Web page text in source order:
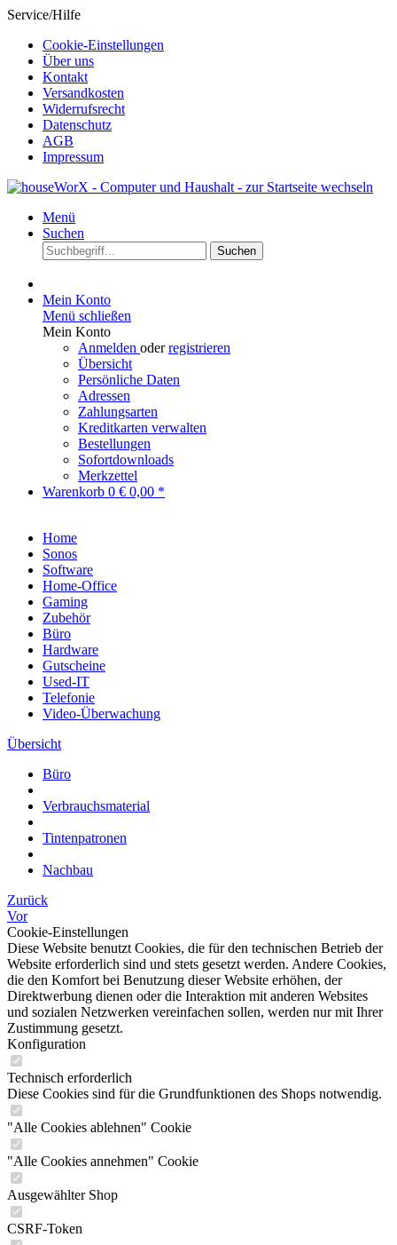
Service/Hilfe
Cookie-Einstellungen
Über uns
Kontakt
Versandkosten
Widerrufsrecht
Datenschutz
AGB
Impressum
Menü
Suchen
Suchen
Mein Konto
Menü schließen
Mein Konto
Anmelden oderregistrieren
Übersicht
Persönliche Daten
Adressen
Zahlungsarten
Kreditkarten verwalten
Bestellungen
Sofortdownloads
Merkzettel
Warenkorb 0 € 0,00 *
Home
Sonos
Software
Home-Office
Gaming
Zubehör
Büro
Hardware
Gutscheine
Used-IT
Telefonie
Video-Überwachung
Übersicht
Büro
Verbrauchsmaterial
Tintenpatronen
Nachbau
Zurück
Vor
Cookie-Einstellungen
Diese Website benutzt Cookies, die für den technischen Betrieb der
Website erforderlich sind und stets gesetzt werden. Andere Cookies,
die den Komfort bei Benutzung dieser Website erhöhen, der
Direktwerbung dienen oder die Interaktion mit anderen Websites
und sozialen Netzwerken vereinfachen sollen, werden nur mit Ihrer
Zustimmung gesetzt.
Konfiguration
Technisch erforderlich
Diese Cookies sind für die Grundfunktionen des Shops notwendig.
"Alle Cookies ablehnen" Cookie
"Alle Cookies annehmen" Cookie
Ausgewählter Shop
CSRF-Token